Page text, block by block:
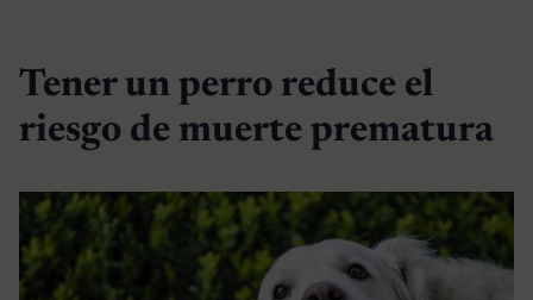
Tener un perro reduce el
riesgo de muerte prematura